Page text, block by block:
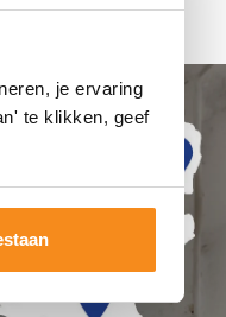
je ervaring
te klikken, geef